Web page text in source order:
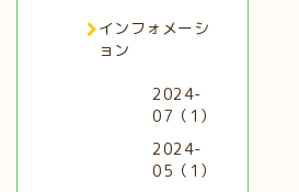
インフォメーシ
ョン
2024-
07（1）
2024-
05（1）